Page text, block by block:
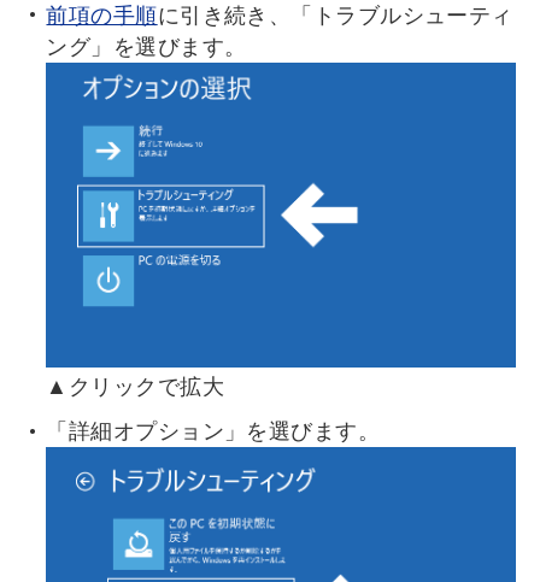
前項の手順に引き続き、「トラブルシューティ
ング」を選びます。
▲クリックで拡大
「詳細オプション」を選びます。